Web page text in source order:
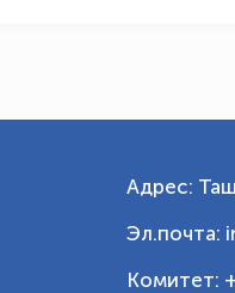
Адрес:
Эл.почта:
Комитет: